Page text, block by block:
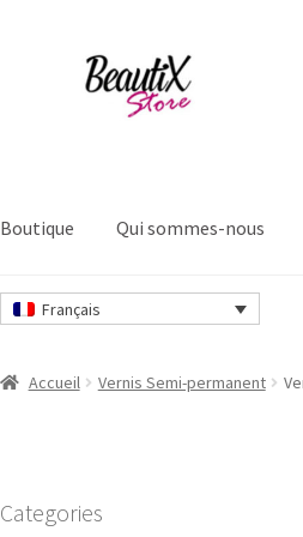
Boutique Qui sommes-nous
AccueilContactez-nous Livraisons et
Sécurité et confidentialité
Français
Accueil Vernis Semi-permanent
Categories